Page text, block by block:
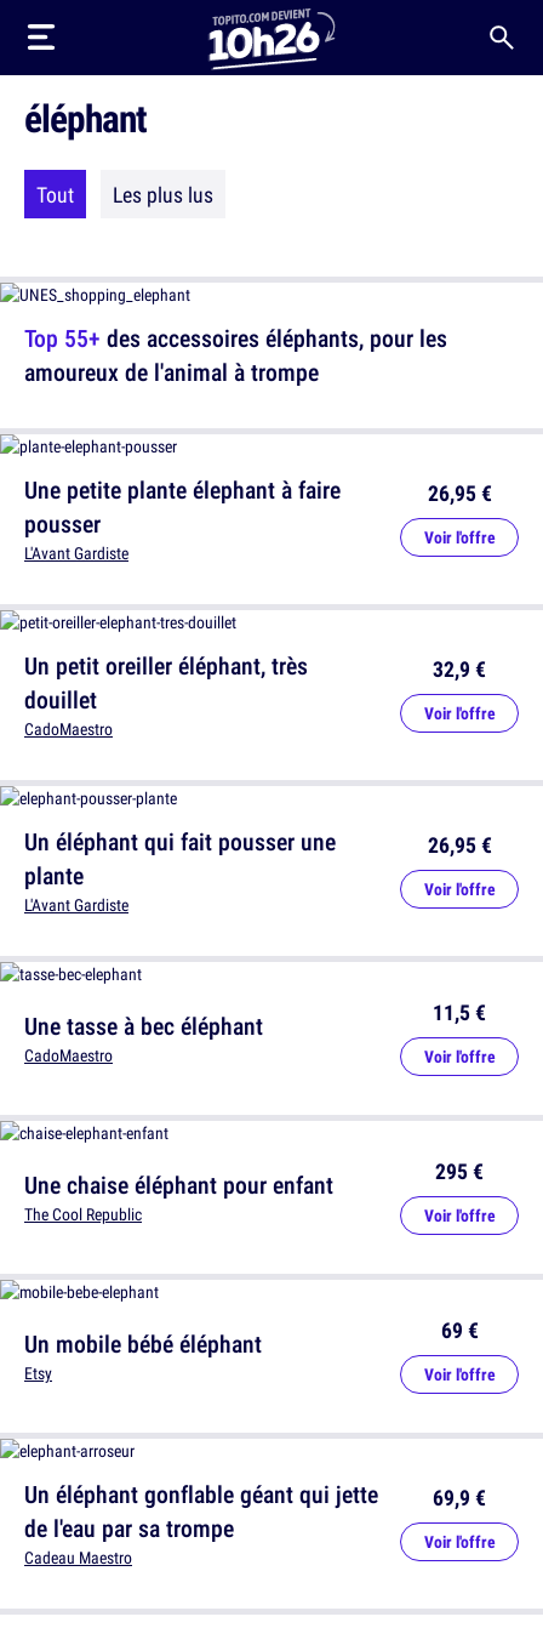
éléphant
Tout Les plus lus
Top 55+ des accessoires éléphants, pour les
amoureux de l'animal à trompe
Une petite plante élephant à faire
pousser
L'Avant Gardiste
26,95 €
Voir l'offre
Un éléphant qui fait pousser une
plante
L'Avant Gardiste
26,95 €
Voir l'offre
Une chaise éléphant pour enfant
The Cool Republic
295 €
Voir l'offre
Un éléphant gonflable géant qui jette
de l'eau par sa trompe
Cadeau Maestro
69,9 €
Voir l'offre
Un petit oreiller éléphant, très
douillet
CadoMaestro
32,9 €
Voir l'offre
Une tasse à bec éléphant
CadoMaestro
11,5 €
Voir l'offre
Un mobile bébé éléphant
Etsy
69 €
Voir l'offre